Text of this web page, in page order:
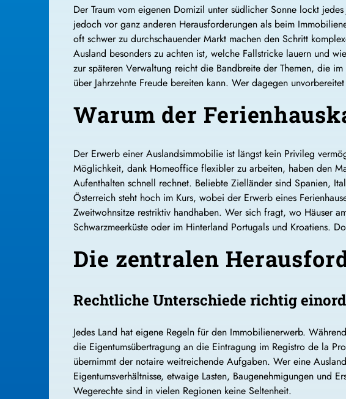
Der Traum vom eigenen Domizil unter südlicher Sonne lockt
jedoch vor ganz anderen Herausforderungen als beim
oft schwer zu durchschauender Markt machen den Schritt
Ausland besonders zu achten ist, welche Fallstricke lauern und
zur späteren Verwaltung reicht die Bandbreite der Themen, die
über Jahrzehnte Freude bereiten kann. Wer dagegen
Warum der
Der Erwerb einer Auslandsimmobilie ist längst kein Privileg
Möglichkeit, dank Homeoffice flexibler zu arbeiten, haben den
Aufenthalten schnell rechnet. Beliebte Zielländer sind Spanien,
Österreich steht hoch im Kurs, wobei der Erwerb eines
Zweitwohnsitze restriktiv handhaben. Wer sich fragt, wo Häuser
Schwarzmeerküste oder im Hinterland Portugals und Kroatiens.
Die zentralen
Rechtliche Unterschiede richtig
Jedes Land hat eigene Regeln für den Immobilienerwerb.
die Eigentumsübertragung an die Eintragung im Registro de la
übernimmt der notaire weitreichende Aufgaben. Wer eine
Eigentumsverhältnisse, etwaige Lasten, Baugenehmigungen und
Wegerechte sind in vielen Regionen keine Seltenheit.